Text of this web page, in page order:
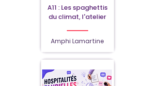
A11 : Les spaghettis
du climat, l'atelier
Amphi Lamartine